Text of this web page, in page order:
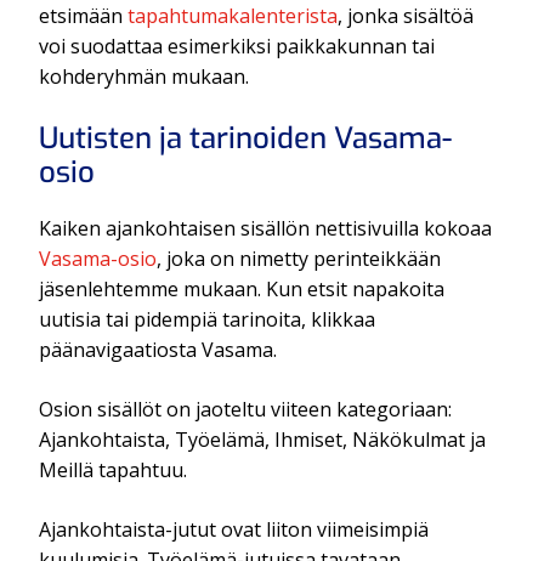
etsimääntapahtumakalenterista, jonka sisältöä
voi suodattaa esimerkiksi paikkakunnan tai
kohderyhmän mukaan.
Uutisten ja tarinoiden Vasama-
osio
Kaiken ajankohtaisen sisällön nettisivuilla kokoaa
Vasama-osio, joka on nimetty perinteikkään
jäsenlehtemme mukaan. Kun etsit napakoita
uutisia tai pidempiä tarinoita, klikkaa
päänavigaatiosta Vasama.
Osion sisällöt on jaoteltu viiteen kategoriaan:
Ajankohtaista, Työelämä, Ihmiset, Näkökulmat ja
Meillä tapahtuu.
Ajankohtaista-jutut ovat liiton viimeisimpiä